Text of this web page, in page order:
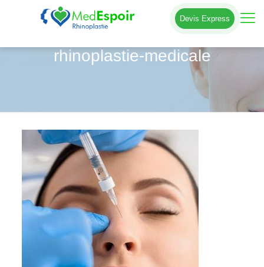
Devis Express
rhinoplastie-medicale